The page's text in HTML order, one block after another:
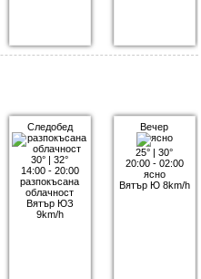
Следобед
30° |32°
14:00 - 20:00
разпокъсана
облачност
Вятър ЮЗ
9km/h
Вечер
25° |30°
20:00 - 02:00
ясно
Вятър Ю 8km/h